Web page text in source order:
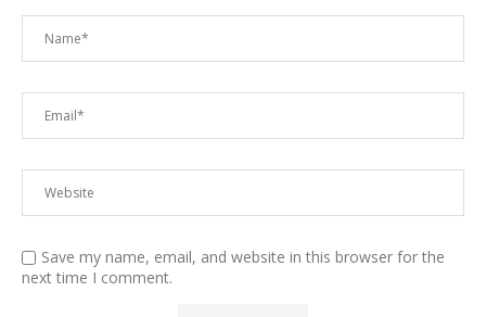
Save my name, email, and website in this browser for the
next time I comment.